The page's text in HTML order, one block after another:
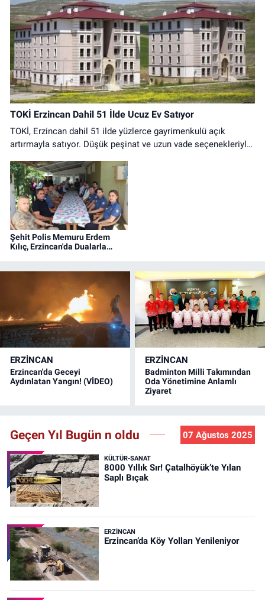
TOKİ Erzincan Dahil 51 İlde Ucuz Ev Satıyor
TOKİ, Erzincan dahil 51 ilde yüzlerce gayrimenkulü açık
artırmayla satıyor. Düşük peşinat ve uzun vade seçenekleriyle
Şehit Polis Memuru Erdem
Kılıç, Erzincan'da Dualarla
ERZINCAN
Erzincan'da Geceyi
Aydınlatan Yangın! (VİDEO)
ERZINCAN
Badminton Milli Takımından
Oda Yönetimine Anlamlı
Ziyaret
Geçen Yıl Bugün n oldu 07 Ağustos 2025
KÜLTÜR-SANAT
8000 Yıllık Sır! Çatalhöyük’te Yılan
Saplı Bıçak
ERZINCAN
Erzincan’da Köy Yolları Yenileniyor